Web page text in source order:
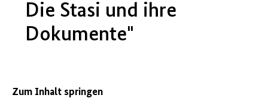
Die Stasi und ihre
Dokumente"
Zum Inhalt springen